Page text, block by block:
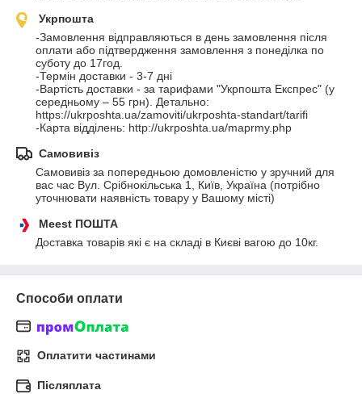
Укрпошта
-Замовлення відправляються в день замовлення після
оплати або підтвердження замовлення з понеділка по
суботу до 17год.
-Термін доставки - 3-7 дні
-Вартість доставки - за тарифами "Укрпошта Експрес" (у
середньому – 55 грн). Детально:
https://ukrposhta.ua/zamoviti/ukrposhta-standart/tarifi
-Карта відділень: http://ukrposhta.ua/maprmy.php
Самовивіз
Самовивіз за попередньою домовленістю у зручний для
вас час Вул. Срібнокільська 1, Київ, Україна (потрібно
уточнювати наявність товару у Вашому місті)
Meest ПОШТА
Доставка товарів які є на складі в Києві вагою до 10кг.
Способи оплати
Оплатити частинами
Післяплата